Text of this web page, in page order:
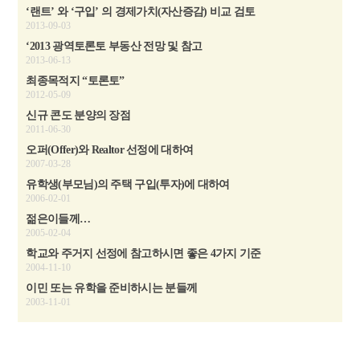
‘랜트’ 와 ‘구입’ 의 경제가치(자산증감) 비교 검토
2013-09-03
‘2013 광역토론토 부동산 전망 및 참고
2013-06-13
최종목적지 “토론토”
2012-05-09
신규 콘도 분양의 장점
2011-06-30
오퍼(Offer)와 Realtor 선정에 대하여
2007-03-28
유학생(부모님)의 주택 구입(투자)에 대하여
2006-02-01
젊은이들께…
2005-02-04
학교와 주거지 선정에 참고하시면 좋은 4가지 기준
2004-11-10
이민 또는 유학을 준비하시는 분들께
2003-11-01